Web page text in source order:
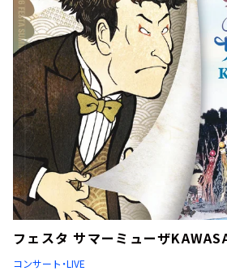
フェスタ サマーミューザ
コンサート・LIVE